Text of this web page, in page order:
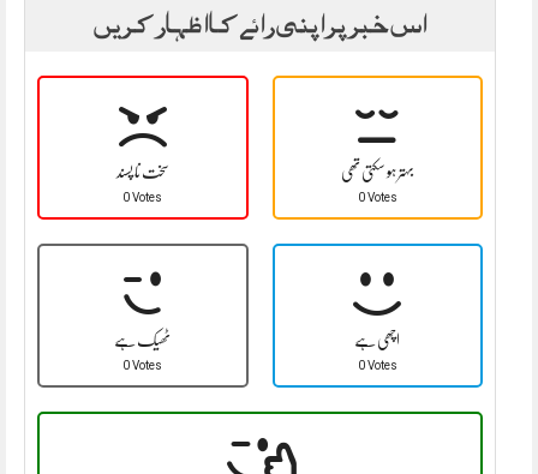
اس خبر پر اپنی رائے کا اظہار کریں
سخت نا پسند
0 Votes
بہتر ہو سکتی تھی
0 Votes
ٹھیک ہے
0 Votes
اچھی ہے
0 Votes